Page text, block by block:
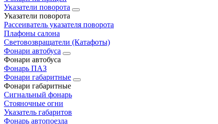
Указатели поворота
Указатели поворота
Рассеиватель указателя поворота
Плафоны салона
Световозвращатели (Катафоты)
Фонари автобуса
Фонари автобуса
Фонарь ПАЗ
Фонари габаритные
Фонари габаритные
Сигнальный фонарь
Стояночные огни
Указатель габаритов
Фонарь автопоезда